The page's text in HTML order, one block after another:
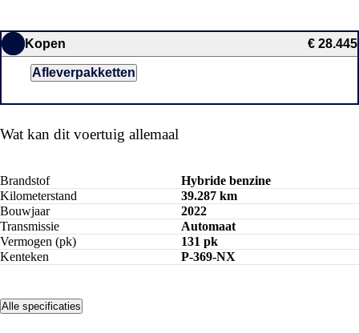
Kopen € 28.445
Afleverpakketten
Wat kan dit voertuig allemaal
Brandstof
Hybride benzine
Kilometerstand
39.287 km
Bouwjaar
2022
Transmissie
Automaat
Vermogen (pk)
131 pk
Kenteken
P-369-NX
Alle specificaties